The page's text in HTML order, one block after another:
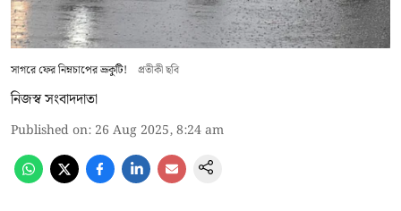
সাগরে ফের নিম্নচাপের ভ্রূকুটি! প্রতীকী ছবি
নিজস্ব সংবাদদাতা
Published on: 26 Aug 2025, 8:24 am